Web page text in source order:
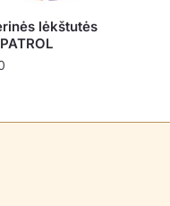
lėkštutės